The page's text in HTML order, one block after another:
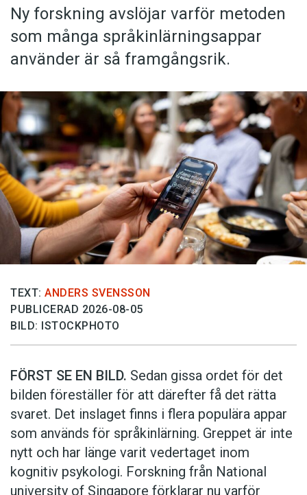
Ny forskning avslöjar varför metoden
som många språkinlärningsappar
använder är så framgångsrik.
TEXT: ANDERS SVENSSON
PUBLICERAD 2026-08-05
BILD: ISTOCKPHOTO
FÖRST SE EN BILD. Sedan gissa ordet för det
bilden föreställer för att därefter få det rätta
svaret. Det inslaget finns i flera populära appar
som används för språkinlärning. Greppet är inte
nytt och har länge varit vedertaget inom
kognitiv psykologi. Forskning från National
university of Singa­pore förklarar nu varför